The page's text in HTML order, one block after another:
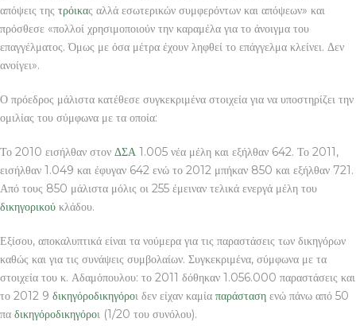
απόψεις της τρόικας αλλά εσωτερικών συμφερόντων και απόψεων» και
πρόσθεσε «πολλοί χρησιμοποιούν την καραμέλα για το άνοιγμα του
επαγγέλματος. Όμως με όσα μέτρα έχουν ληφθεί το επάγγελμα κλείνει. Δεν
ανοίγει».
Ο πρόεδρος μάλιστα κατέθεσε συγκεκριμένα στοιχεία για να υποστηρίζει την
ομιλίας του σύμφωνα με τα οποία:
Το 2010 εισήλθαν στον ΔΣΑ 1.005 νέα μέλη και εξήλθαν 642. Το 2011,
εισήλθαν 1.049 και έφυγαν 642 ενώ το 2012 μπήκαν 850 και εξήλθαν 721.
Από τους 850 μάλιστα μόλις οι 255 έμειναν τελικά ενεργά μέλη του
δικηγορικού κλάδου.
Εξίσου, αποκαλυπτικά είναι τα νούμερα για τις παραστάσεις των δικηγόρων
καθώς και για τις συνάψεις συμβολαίων. Συγκεκριμένα, σύμφωνα με τα
στοιχεία του κ. Αδαμόπουλου: το 2011 δόθηκαν 1.056.000 παραστάσεις και
το 2012 9 δικηγόροδικηγόροι δεν είχαν καμία παράσταση ενώ πάνω από 50
πα δικηγόροδικηγόροι (1/20 του συνόλου).